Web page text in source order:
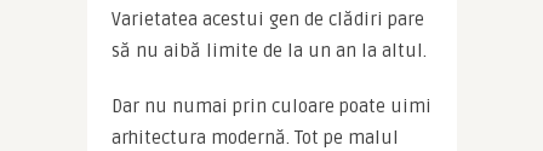
Varietatea acestui gen de clădiri pare
să nu aibă limite de la un an la altul.
Dar nu numai prin culoare poate uimi
arhitectura modernă. Tot pe malul